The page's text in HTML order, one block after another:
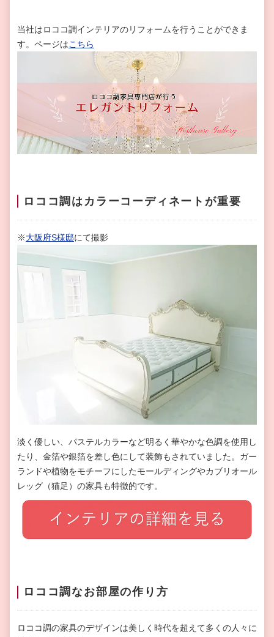
当社はロココ調インテリアのリフォームを行うことができま
す。ページはこちら
ロココ調はカラーコーディネートが重要
※大阪府S様邸にて撮影
淡く優しい、パステルカラーなど明るく華やかな色調を使用し
たり、金箔や銀箔を差し色にして装飾もされていました。ガー
ランドや植物をモチーフにしたモールディングやカブリオール
レッグ（猫足）の家具も特徴的です。
ロココ調なお部屋の作り方
ロココ調の家具のデザインは美しく時代を超えて多くの人々に